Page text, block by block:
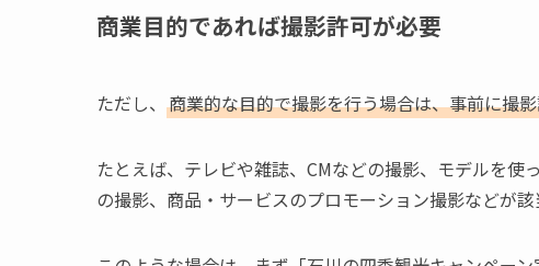
商業目的であれば撮影許可が必要
ただし、 商業的な目的で撮影を行う場合は、事前に撮
たとえば、テレビや雑誌、CMなどの撮影、モデルを
の撮影、商品・サービスのプロモーション撮影などが該